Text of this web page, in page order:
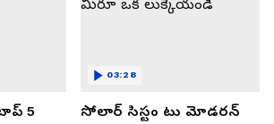
5
సోలార్ సిస్టం టు మోడరన్
03:28